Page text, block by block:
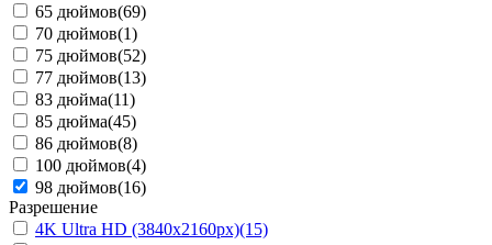
65 дюймов(69)
70 дюймов(1)
75 дюймов(52)
77 дюймов(13)
83 дюйма(11)
85 дюйма(45)
86 дюймов(8)
100 дюймов(4)
98 дюймов(16)
Разрешение
4K Ultra HD (3840x2160px)(15)